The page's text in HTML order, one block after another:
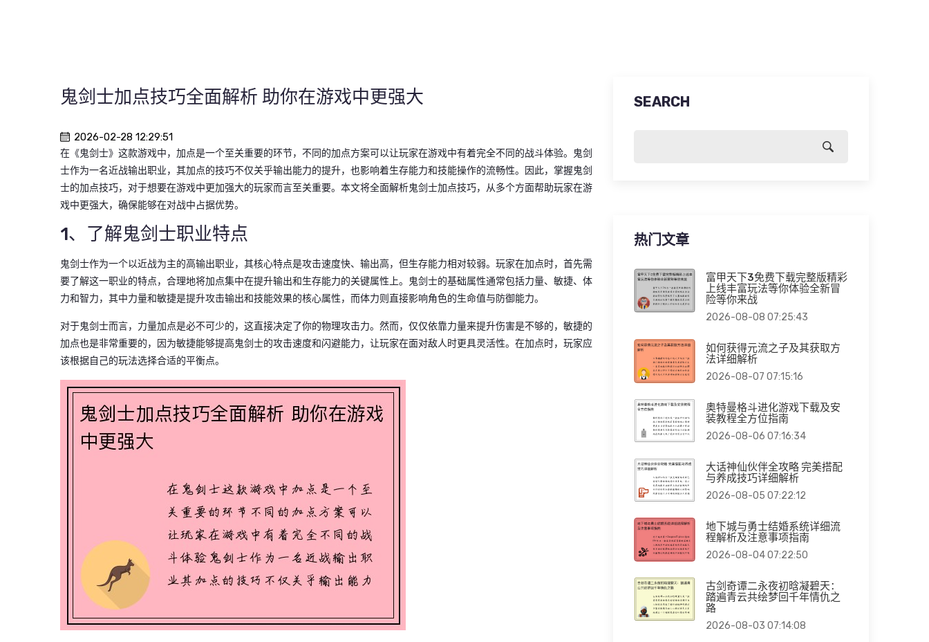
鬼剑士加点技巧全面解析 助你在游戏中更强大
2026-02-28 12:29:51
在《鬼剑士》这款游戏中，加点是一个至关重要的环节，不同的加点方案可以让玩家在游戏中有着完全不同的战斗体验。鬼剑
士作为一名近战输出职业，其加点的技巧不仅关乎输出能力的提升，也影响着生存能力和技能操作的流畅性。因此，掌握鬼剑
士的加点技巧，对于想要在游戏中更加强大的玩家而言至关重要。本文将全面解析鬼剑士加点技巧，从多个方面帮助玩家在游
戏中更强大，确保能够在对战中占据优势。
1、了解鬼剑士职业特点
鬼剑士作为一个以近战为主的高输出职业，其核心特点是攻击速度快、输出高，但生存能力相对较弱。玩家在加点时，首先需
要了解这一职业的特点，合理地将加点集中在提升输出和生存能力的关键属性上。鬼剑士的基础属性通常包括力量、敏捷、体
力和智力，其中力量和敏捷是提升攻击输出和技能效果的核心属性，而体力则直接影响角色的生命值与防御能力。
对于鬼剑士而言，力量加点是必不可少的，这直接决定了你的物理攻击力。然而，仅仅依靠力量来提升伤害是不够的，敏捷的
加点也是非常重要的，因为敏捷能够提高鬼剑士的攻击速度和闪避能力，让玩家在面对敌人时更具灵活性。在加点时，玩家应
该根据自己的玩法选择合适的平衡点。
SEARCH
热门文章
富甲天下3免费下载完整版精彩
上线丰富玩法等你体验全新冒
险等你来战
2026-08-08 07:25:43
如何获得元流之子及其获取方
法详细解析
2026-08-07 07:15:16
奥特曼格斗进化游戏下载及安
装教程全方位指南
2026-08-06 07:16:34
大话神仙伙伴全攻略 完美搭配
与养成技巧详细解析
2026-08-05 07:22:12
地下城与勇士结婚系统详细流
程解析及注意事项指南
2026-08-04 07:22:50
古剑奇谭二永夜初晗凝碧天：
踏遍青云共绘梦回千年情仇之
路
2026-08-03 07:14:08